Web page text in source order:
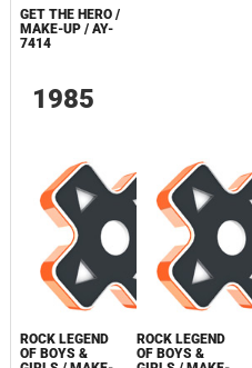
GET THE HERO /
MAKE-UP / AY-
7414
1985
ROCK LEGEND
OF BOYS &
ROCK LEGEND
OF BOYS &